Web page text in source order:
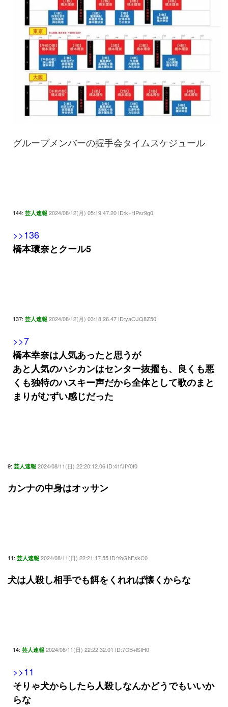
グループメンバーの握手会タイムスケジュール
144: 芸人速報 2024/08/12(月) 05:19:47.20 ID:k+HPsr9g0
>>136
橋本環奈とクール5
137: 芸人速報 2024/08/12(月) 03:18:26.47 ID:yaOJQ8Z50
>>7
橋本幸奈は人気あったと思うが
あと人気のハシカンはセンター抜擢も、良くも悪
くも独特のハスキー声だから全体として歌のまと
まりがむずい感じだった
9: 芸人速報 2024/08/11(日) 22:20:12.06 ID:41fJIY0f0
カンナの中身はオッサン
11: 芸人速報 2024/08/11(日) 22:21:17.55 ID:YoGhFskC0
犬は人殺し相手でも餌をくれれば懐くからな
14: 芸人速報 2024/08/11(日) 22:22:32.01 ID:7CB+lSIH0
>>11
そりゃ犬からしたら人殺しなんかどうでもいいか
らな